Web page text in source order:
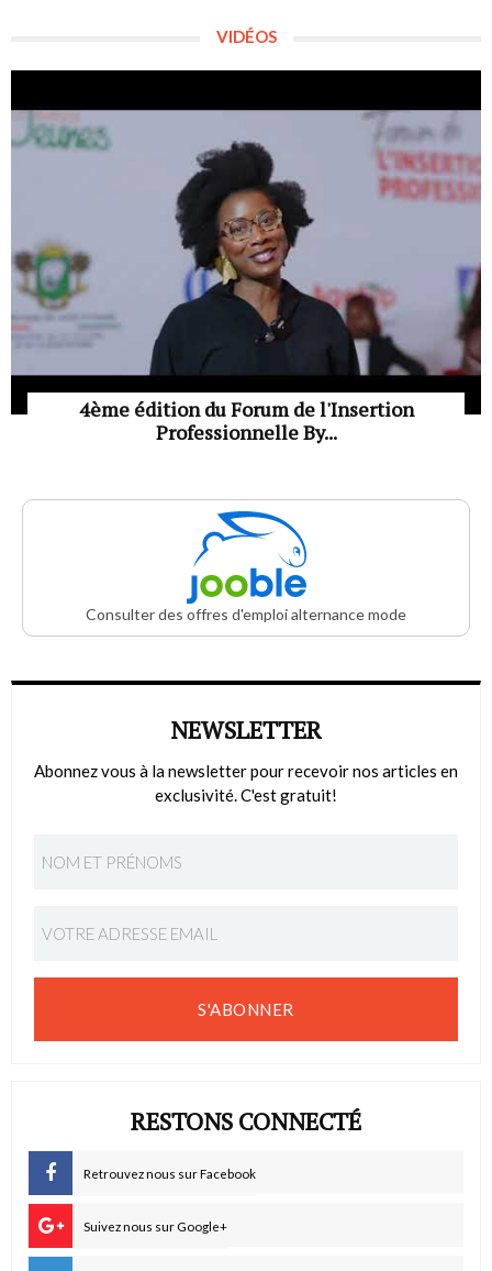
VIDÉOS
4ème édition du Forum de l'Insertion
Professionnelle By...
Consulter des offres d'emploi alternance mode
NEWSLETTER
Abonnez vous à la newsletter pour recevoir nos articles en
exclusivité. C'est gratuit!
S'ABONNER
RESTONS CONNECTÉ
Retrouvez nous sur Facebook
Suivez nous sur Google+